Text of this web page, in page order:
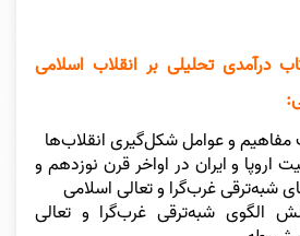
درآمدی تحلیلی بر انقلاب اسلامی
و عوامل شکل‌گیری انقلاب‌ها
و ایران در اواخر قرن نوزدهم و
شبه‌ترقی غرب‌گرا و تعالی اسلامی
الگوی شبه‌ترقی غرب‌گرا و تعالی